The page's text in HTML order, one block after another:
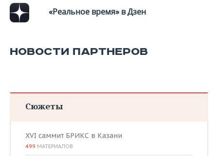
«Реальное время» в Дзен
НОВОСТИ ПАРТНЕРОВ
Сюжеты
XVI саммит БРИКС в Казани
499 МАТЕРИАЛОВ